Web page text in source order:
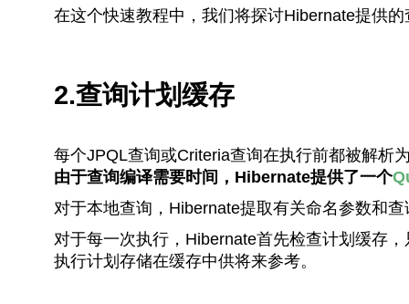
在这个快速教程中，我们将探讨Hibernate提供
2.查询计划缓存
每个JPQL查询或Criteria查询在执行前都被解析
由于查询编译需要时间，Hibernate提供了一个
对于本地查询，Hibernate提取有关命名参数和
对于每一次执行，Hibernate首先检查计划缓存
执行计划存储在缓存中供将来参考。